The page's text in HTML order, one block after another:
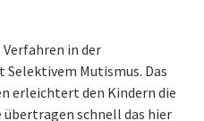
in der
Mutismus. Das
erleichtert den Kindern die
schnell das hier